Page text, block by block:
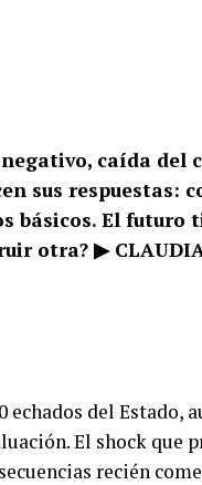
caída del
sus respuestas:
básicos. El futuro
otra? ▶
echados del Estado,
El shock que
recién